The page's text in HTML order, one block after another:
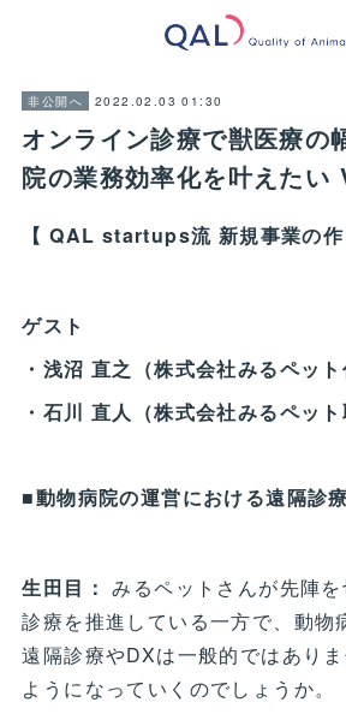
非公開へ 2022.02.03 01:30
オンライン診療で獣医療の
院の業務効率化を叶えたい
【 QAL startups流 新規事業の作
ゲスト
・浅沼 直之（株式会社みるペット
・石川 直人（株式会社みるペット
■動物病院の運営における遠隔診
生田目：みるペットさんが先陣
診療を推進している一方で、動物
遠隔診療やDXは一般的ではあり
ようになっていくのでしょうか。